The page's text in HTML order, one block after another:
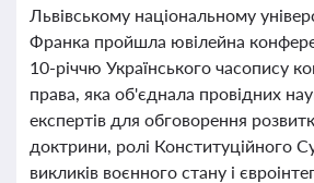
Львівському національному
Франка пройшла ювілейна
10-річчю Українського часопису
права, яка об'єднала провідних
експертів для обговорення
доктрини, ролі Конституційного
викликів воєнного стану і